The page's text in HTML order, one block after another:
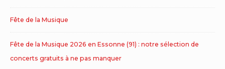
Fête de la Musique
Fête de la Musique 2026 en Essonne (91) : notre sélection de
concerts gratuits à ne pas manquer